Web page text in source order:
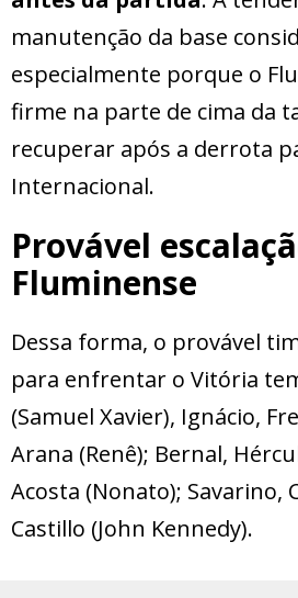
manutenção da base
especialmente porque o
firme na parte de cima da
recuperar após a derrota
Internacional.
Provável
Fluminense
Dessa forma, o provável
para enfrentar o Vitória
(Samuel Xavier), Ignácio,
Arana (Renê); Bernal,
Acosta (Nonato); Savarino,
Castillo (John Kennedy).